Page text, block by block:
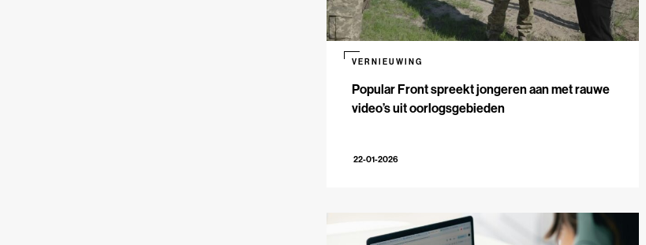
Popular Front spreekt jongeren aan met rauwe
video’s uit oorlogsgebieden
VERNIEUWING
22-01-2026